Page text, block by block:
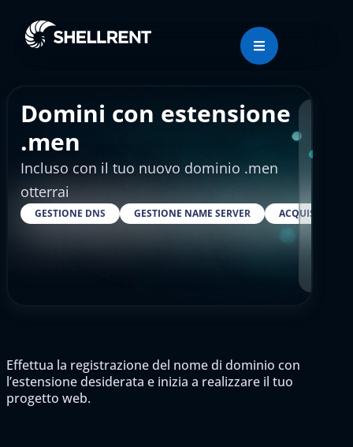
Domini con estensione
.men
Incluso con il tuo nuovo dominio .men
otterrai
GESTIONE DNS GESTIONE NAME SERVER ACQUISTARE
Effettua la registrazione del nome di dominio con
l’estensione desiderata e inizia a realizzare il tuo
progetto web.